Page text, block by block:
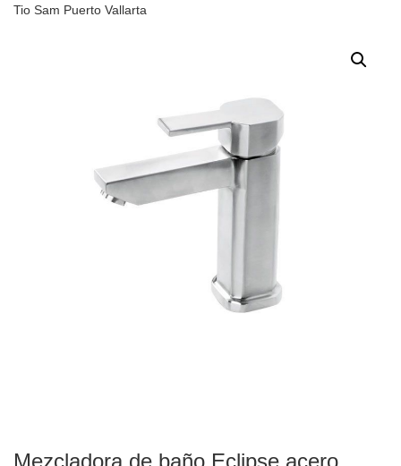
Tio Sam Puerto Vallarta
Mezcladora de baño Eclipse acero